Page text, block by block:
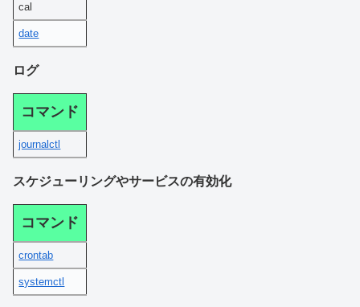
cal
date
ログ
コマンド
journalctl
スケジューリングやサービスの有効化
コマンド
crontab
systemctl